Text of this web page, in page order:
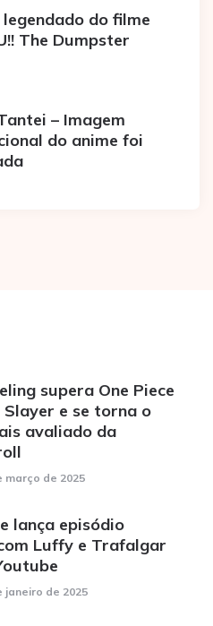
do filme
The Dumpster
– Imagem
do anime foi
supera One Piece
Slayer e se torna o
avaliado da
março de 2025
lança episódio
Luffy e Trafalgar
janeiro de 2025